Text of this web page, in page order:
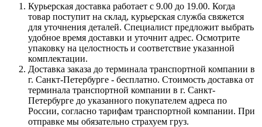
Курьерская доставка работает с 9.00 до 19.00. Когда
товар поступит на склад, курьерская служба свяжется
для уточнения деталей. Специалист предложит выбрать
удобное время доставки и уточнит адрес. Осмотрите
упаковку на целостность и соответствие указанной
комплектации.
Доставка заказа до терминала транспортной компании в
г. Санкт-Петербурге - бесплатно. Стоимость доставка от
терминала транспортной компании в г. Санкт-
Петербурге до указанного покупателем адреса по
России, согласно тарифам транспортной компании. При
отправке мы обязательно страхуем груз.